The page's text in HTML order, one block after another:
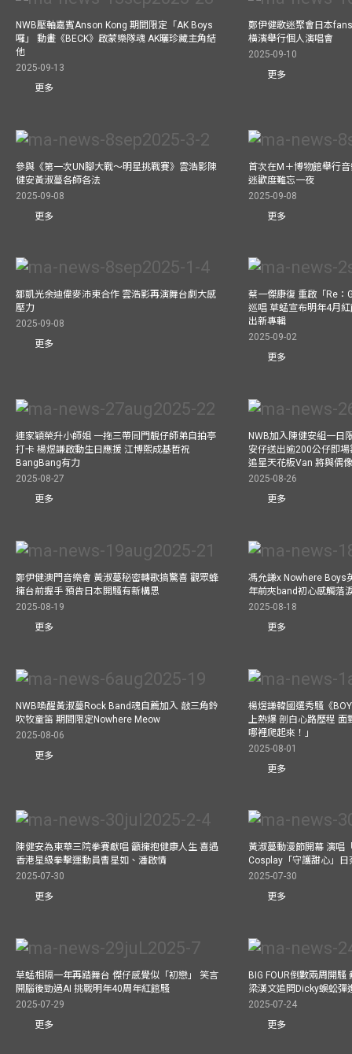
NWB壓軸嘉賓Anson Kong 期間限定「AK Boys
囉」 動畫《BECK》啟蒙樂隊魂 AK曬珍藏主角結
他
2025-09-13
更多
鄭伊健歌迷聚會日本
橫濱舉行個人演唱會
2025-09-10
更多
參與《第一次UN腳大戰～明星挑戰賽》雲浩影陳
健安黃淑蔓各師各法
2025-09-08
更多
首次在M＋博物館舉行
迷歡度難忘一夜
2025-09-08
更多
鄒凱光余迪偉麥沛東合作 雲浩影再演舞台劇大感
壓力
2025-09-08
更多
蔡一傑康復 重啟「Re：
巡唱 草蜢宣布明年4月
出新專輯
2025-09-02
更多
連家穎榮升小師姐 一拖三帶同門靚仔師弟自拍亭
打卡 楊煜謙啟動生日應援 江博熙成基哲祝
BangBang有力
2025-08-27
更多
NWB加入陳健安組一日
安仔送出逾200公仔即
追星天花板Van 將與偶
2025-08-26
更多
鄭伊健澳門音樂會 黃淑蔓秘密轉歌搞驚喜 觀眾蜂
擁台前握手 預告日本開騷有新構思
2025-08-19
更多
馮允謙x Nowhere Boys
年前夾band初心感觸落
2025-08-18
更多
NWB喚醒黃淑蔓Rock Band魂自薦加入 敲三角鈴
吹牧童笛 期間限定Nowhere Meow
2025-08-06
更多
楊煜謙韓國選秀騷《
上熱爆 剖白心路歷程
哪裡爬起來！」
2025-08-01
更多
陳健安為東華三院拳賽獻唱 籲擁抱健康人生 喜遇
香港星級拳擊運動員曹星如、潘啟情
2025-07-30
更多
黃淑蔓動漫節開幕 演唱
Cosplay「守護甜心」
2025-07-30
更多
草蜢相隔一年再踏舞台 傑仔感覺似「初戀」 笑言
開腦後勁過AI 挑戰明年40周年紅館騷
2025-07-29
更多
BIG FOUR倒數兩周開
梁漢文追問Dicky蜈蚣彈
2025-07-24
更多